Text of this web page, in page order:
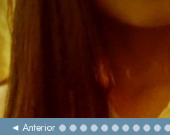
Anterior